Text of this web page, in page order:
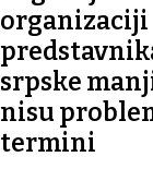
organizaciji
srpske
nisu
termini